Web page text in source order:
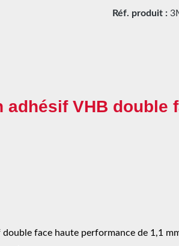
Réf. produit :
VHB double
face haute performance de 1,1